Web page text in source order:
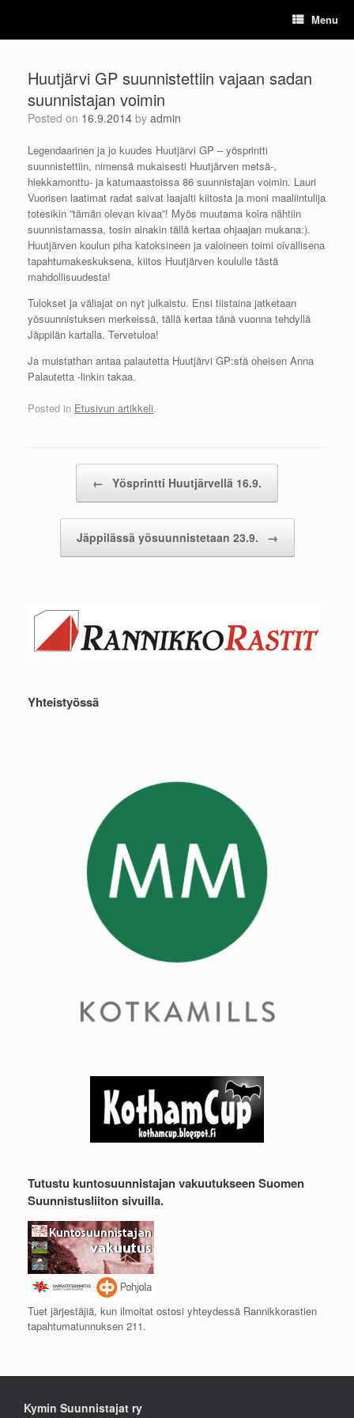
content
Menu
Huutjärvi GP suunnistettiin vajaan sadan
suunnistajan voimin
Posted on 16.9.2014 by admin
Legendaarinen ja jo kuudes Huutjärvi GP – yösprintti
suunnistettiin, nimensä mukaisesti Huutjärven metsä-,
hiekkamonttu- ja katumaastoissa 86 suunnistajan voimin. Lauri
Vuorisen laatimat radat saivat laajalti kiitosta ja moni maaliintulija
totesikin ”tämän olevan kivaa”! Myös muutama koira nähtiin
suunnistamassa, tosin ainakin tällä kertaa ohjaajan mukana:).
Huutjärven koulun piha katoksineen ja valoineen toimi oivallisena
tapahtumakeskuksena, kiitos Huutjärven koululle tästä
mahdollisuudesta!
Tulokset ja väliajat on nyt julkaistu. Ensi tiistaina jatketaan
yösuunnistuksen merkeissä, tällä kertaa tänä vuonna tehdyllä
Jäppilän kartalla. Tervetuloa!
Ja muistathan antaa palautetta Huutjärvi GP:stä oheisen Anna
Palautetta -linkin takaa.
Posted in Etusivun artikkeli.
← Yösprintti Huutjärvellä 16.9.
Jäppilässä yösuunnistetaan 23.9. →
Yhteistyössä
Tutustu kuntosuunnistajan vakuutukseen Suomen
Suunnistusliiton sivuilla.
Tuet järjestäjiä, kun ilmoitat ostosi yhteydessä Rannikkorastien
tapahtumatunnuksen 211.
Kymin Suunnistajat ry